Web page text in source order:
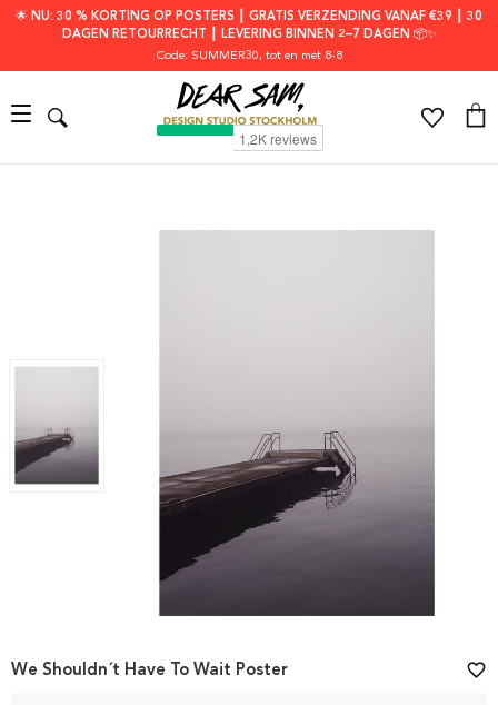
🌟 NU: 30 % KORTING OP POSTERS ┃ GRATIS VERZENDING VANAF €39 ┃ 30
DAGEN RETOURRECHT ┃ LEVERING BINNEN 2–7 DAGEN 📦✨
Code: SUMMER30, tot en met 8-8
We Shouldn´t Have To Wait Poster favorite_border